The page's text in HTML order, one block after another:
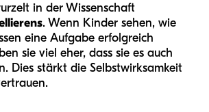
in der Wissenschaft
. Wenn Kinder sehen, wie
eine Aufgabe erfolgreich
sie viel eher, dass sie es auch
Dies stärkt die Selbstwirksamkeit